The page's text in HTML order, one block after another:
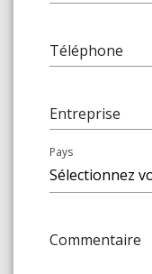
Téléphone
Entreprise
Pays
Commentaire